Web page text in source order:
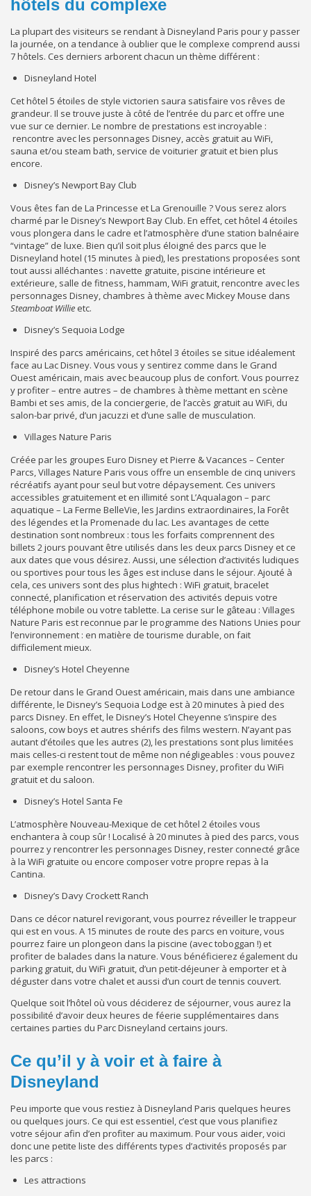
hôtels du complexe
La plupart des visiteurs se rendant à Disneyland Paris pour y passer
la journée, on a tendance à oublier que le complexe comprend aussi
7 hôtels. Ces derniers arborent chacun un thème différent :
Disneyland Hotel
Cet hôtel 5 étoiles de style victorien saura satisfaire vos rêves de
grandeur. Il se trouve juste à côté de l’entrée du parc et offre une
vue sur ce dernier. Le nombre de prestations est incroyable :
rencontre avec les personnages Disney, accès gratuit au WiFi,
sauna et/ou steam bath, service de voiturier gratuit et bien plus
encore.
Disney’s Newport Bay Club
Vous êtes fan de La Princesse et La Grenouille ? Vous serez alors
charmé par le Disney’s Newport Bay Club. En effet, cet hôtel 4 étoiles
vous plongera dans le cadre et l’atmosphère d’une station balnéaire
“vintage” de luxe. Bien qu’il soit plus éloigné des parcs que le
Disneyland hotel (15 minutes à pied), les prestations proposées sont
tout aussi alléchantes : navette gratuite, piscine intérieure et
extérieure, salle de fitness, hammam, WiFi gratuit, rencontre avec les
personnages Disney, chambres à thème avec Mickey Mouse dans
Steamboat Willie etc.
Disney’s Sequoia Lodge
Inspiré des parcs américains, cet hôtel 3 étoiles se situe idéalement
face au Lac Disney. Vous vous y sentirez comme dans le Grand
Ouest américain, mais avec beaucoup plus de confort. Vous pourrez
y profiter – entre autres – de chambres à thème mettant en scène
Bambi et ses amis, de la conciergerie, de l’accès gratuit au WiFi, du
salon-bar privé, d’un jacuzzi et d’une salle de musculation.
Villages Nature Paris
Créée par les groupes Euro Disney et Pierre & Vacances – Center
Parcs, Villages Nature Paris vous offre un ensemble de cinq univers
récréatifs ayant pour seul but votre dépaysement. Ces univers
accessibles gratuitement et en illimité sont L’Aqualagon – parc
aquatique – La Ferme BelleVie, les Jardins extraordinaires, la Forêt
des légendes et la Promenade du lac. Les avantages de cette
destination sont nombreux : tous les forfaits comprennent des
billets 2 jours pouvant être utilisés dans les deux parcs Disney et ce
aux dates que vous désirez. Aussi, une sélection d’activités ludiques
ou sportives pour tous les âges est incluse dans le séjour. Ajouté à
cela, ces univers sont des plus hightech : WiFi gratuit, bracelet
connecté, planification et réservation des activités depuis votre
téléphone mobile ou votre tablette. La cerise sur le gâteau : Villages
Nature Paris est reconnue par le programme des Nations Unies pour
l’environnement : en matière de tourisme durable, on fait
difficilement mieux.
Disney’s Hotel Cheyenne
De retour dans le Grand Ouest américain, mais dans une ambiance
différente, le Disney’s Sequoia Lodge est à 20 minutes à pied des
parcs Disney. En effet, le Disney’s Hotel Cheyenne s’inspire des
saloons, cow boys et autres shérifs des films western. N’ayant pas
autant d’étoiles que les autres (2), les prestations sont plus limitées
mais celles-ci restent tout de même non négligeables : vous pouvez
par exemple rencontrer les personnages Disney, profiter du WiFi
gratuit et du saloon.
Disney’s Hotel Santa Fe
L’atmosphère Nouveau-Mexique de cet hôtel 2 étoiles vous
enchantera à coup sûr ! Localisé à 20 minutes à pied des parcs, vous
pourrez y rencontrer les personnages Disney, rester connecté grâce
à la WiFi gratuite ou encore composer votre propre repas à la
Cantina.
Disney’s Davy Crockett Ranch
Dans ce décor naturel revigorant, vous pourrez réveiller le trappeur
qui est en vous. A 15 minutes de route des parcs en voiture, vous
pourrez faire un plongeon dans la piscine (avec toboggan !) et
profiter de balades dans la nature. Vous bénéficierez également du
parking gratuit, du WiFi gratuit, d’un petit-déjeuner à emporter et à
déguster dans votre chalet et aussi d’un court de tennis couvert.
Quelque soit l’hôtel où vous déciderez de séjourner, vous aurez la
possibilité d’avoir deux heures de féerie supplémentaires dans
certaines parties du Parc Disneyland certains jours.
Ce qu’il y à voir et à faire à
Disneyland
Peu importe que vous restiez à Disneyland Paris quelques heures
ou quelques jours. Ce qui est essentiel, c’est que vous planifiez
votre séjour afin d’en profiter au maximum. Pour vous aider, voici
donc une petite liste des différents types d’activités proposés par
les parcs :
Les attractions